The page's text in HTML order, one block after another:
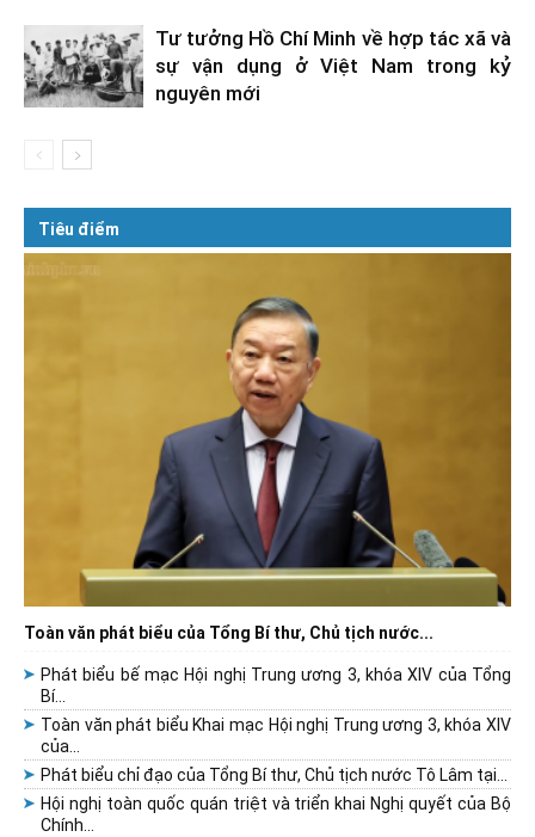
Tư tưởng Hồ Chí Minh về hợp tác xã và
sự vận dụng ở Việt Nam trong kỷ
nguyên mới
Tiêu điểm
Toàn văn phát biểu của Tổng Bí thư, Chủ tịch nước...
Phát biểu bế mạc Hội nghị Trung ương 3, khóa XIV của Tổng
Bí...
Toàn văn phát biểu Khai mạc Hội nghị Trung ương 3, khóa XIV
của...
Phát biểu chỉ đạo của Tổng Bí thư, Chủ tịch nước Tô Lâm tại...
Hội nghị toàn quốc quán triệt và triển khai Nghị quyết của Bộ
Chính...